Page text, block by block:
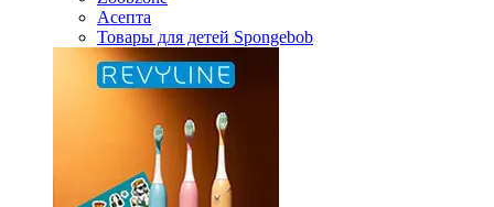
Асепта
Товары для детей Spongebob